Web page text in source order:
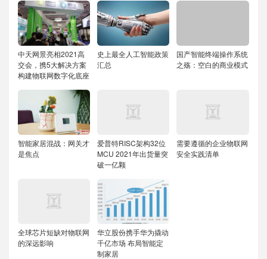
中天网景亮相2021高
交会，携5大解决方案
构建物联网数字化底座
史上最全人工智能政策
汇总
国产智能终端操作系统
之殇：空白的商业模式
智能家居混战：网关才
是焦点
爱普特RISC架构32位
MCU 2021年出货量突
破一亿颗
需要遵循的企业物联网
安全实践清单
全球芯片短缺对物联网
的深远影响
华立股份携手华为撬动
千亿市场 布局智能定
制家居